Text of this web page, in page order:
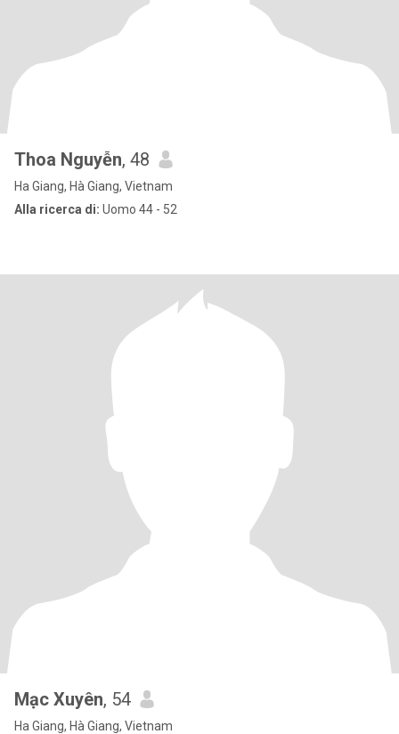
Thoa Nguyễn, 48
Ha Giang, Hà Giang, Vietnam
Alla ricerca di: Uomo 44 - 52
Mạc Xuyên, 54
Ha Giang, Hà Giang, Vietnam